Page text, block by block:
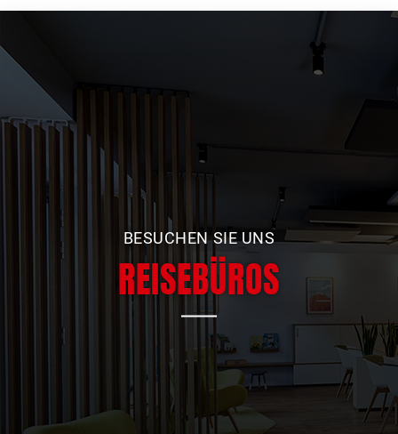
BESUCHEN SIE UNS
REISEBÜROS